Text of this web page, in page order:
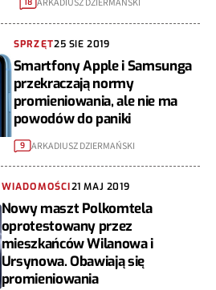
18 ARKADIUSZ DZIERMAŃSKI
SPRZĘT25 SIE 2019
Smartfony Apple i Samsunga
przekraczają normy
promieniowania, ale nie ma
powodów do paniki
9 ARKADIUSZ DZIERMAŃSKI
WIADOMOŚCI21 MAJ 2019
Nowy maszt Polkomtela
oprotestowany przez
mieszkańców Wilanowa i
Ursynowa. Obawiają się
promieniowania